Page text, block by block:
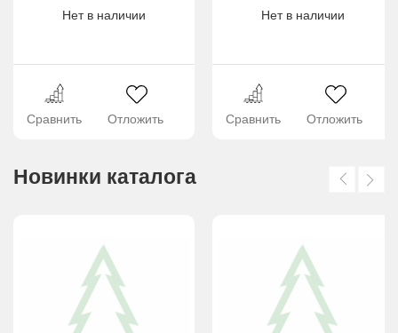
Нет в наличии
Сравнить Отложить
Нет в наличии
Сравнить Отложить
Новинки каталога